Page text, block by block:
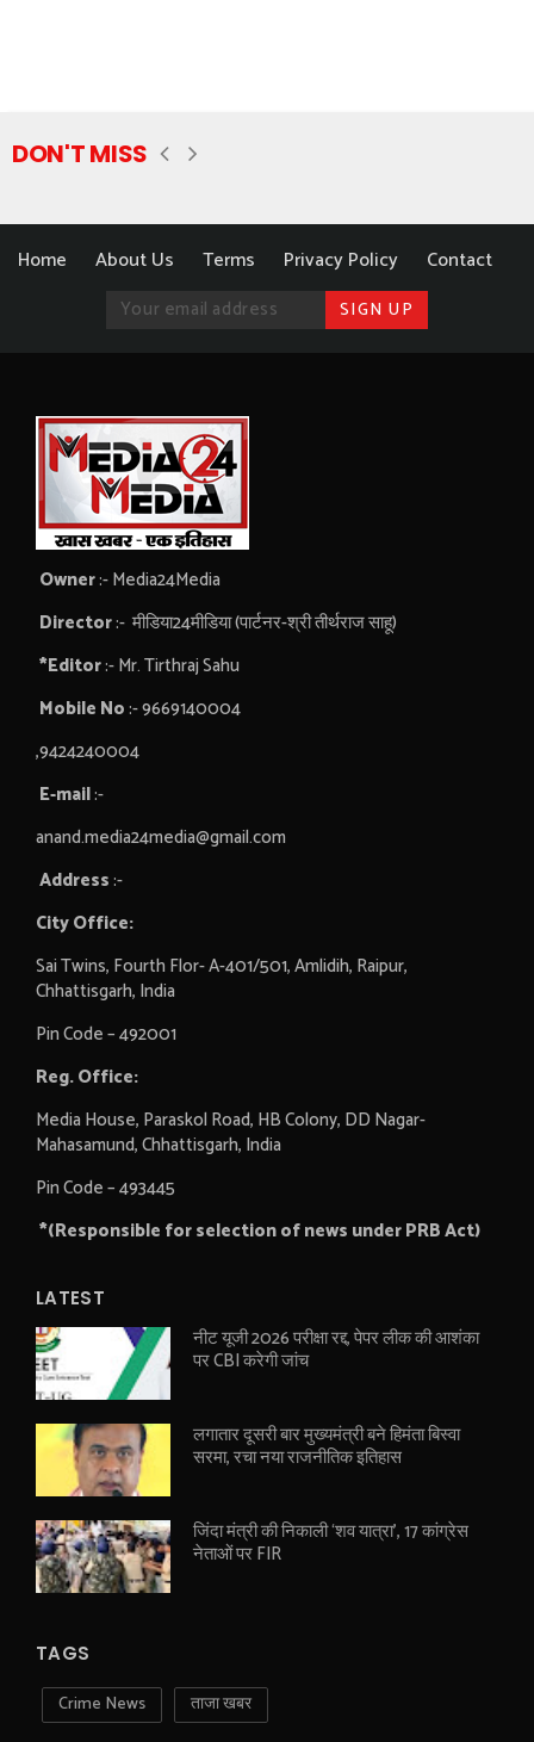
DON'T MISS
Home About Us Terms Privacy Policy Contact
Owner:- Media24Media
Director:- मीडिया24मीडिया (पार्टनर-श्री तीर्थराज साहू)
*Editor:- Mr. Tirthraj Sahu
Mobile No:- 9669140004
,9424240004
E-mail:-
anand.media24media@gmail.com
Address:-
City Office:
Sai Twins, Fourth Flor- A-401/501, Amlidih, Raipur,
Chhattisgarh, India
Pin Code – 492001
Reg. Office:
Media House, Paraskol Road, HB Colony, DD Nagar-
Mahasamund, Chhattisgarh, India
Pin Code – 493445
*(Responsible for selection of news under PRB Act)
LATEST
नीट यूजी 2026 परीक्षा रद्द, पेपर लीक की आशंका
पर CBI करेगी जांच
लगातार दूसरी बार मुख्यमंत्री बने हिमंता बिस्वा
सरमा, रचा नया राजनीतिक इतिहास
जिंदा मंत्री की निकाली ‘शव यात्रा’, 17 कांग्रेस
नेताओं पर FIR
TAGS
Crime News ताजा खबर